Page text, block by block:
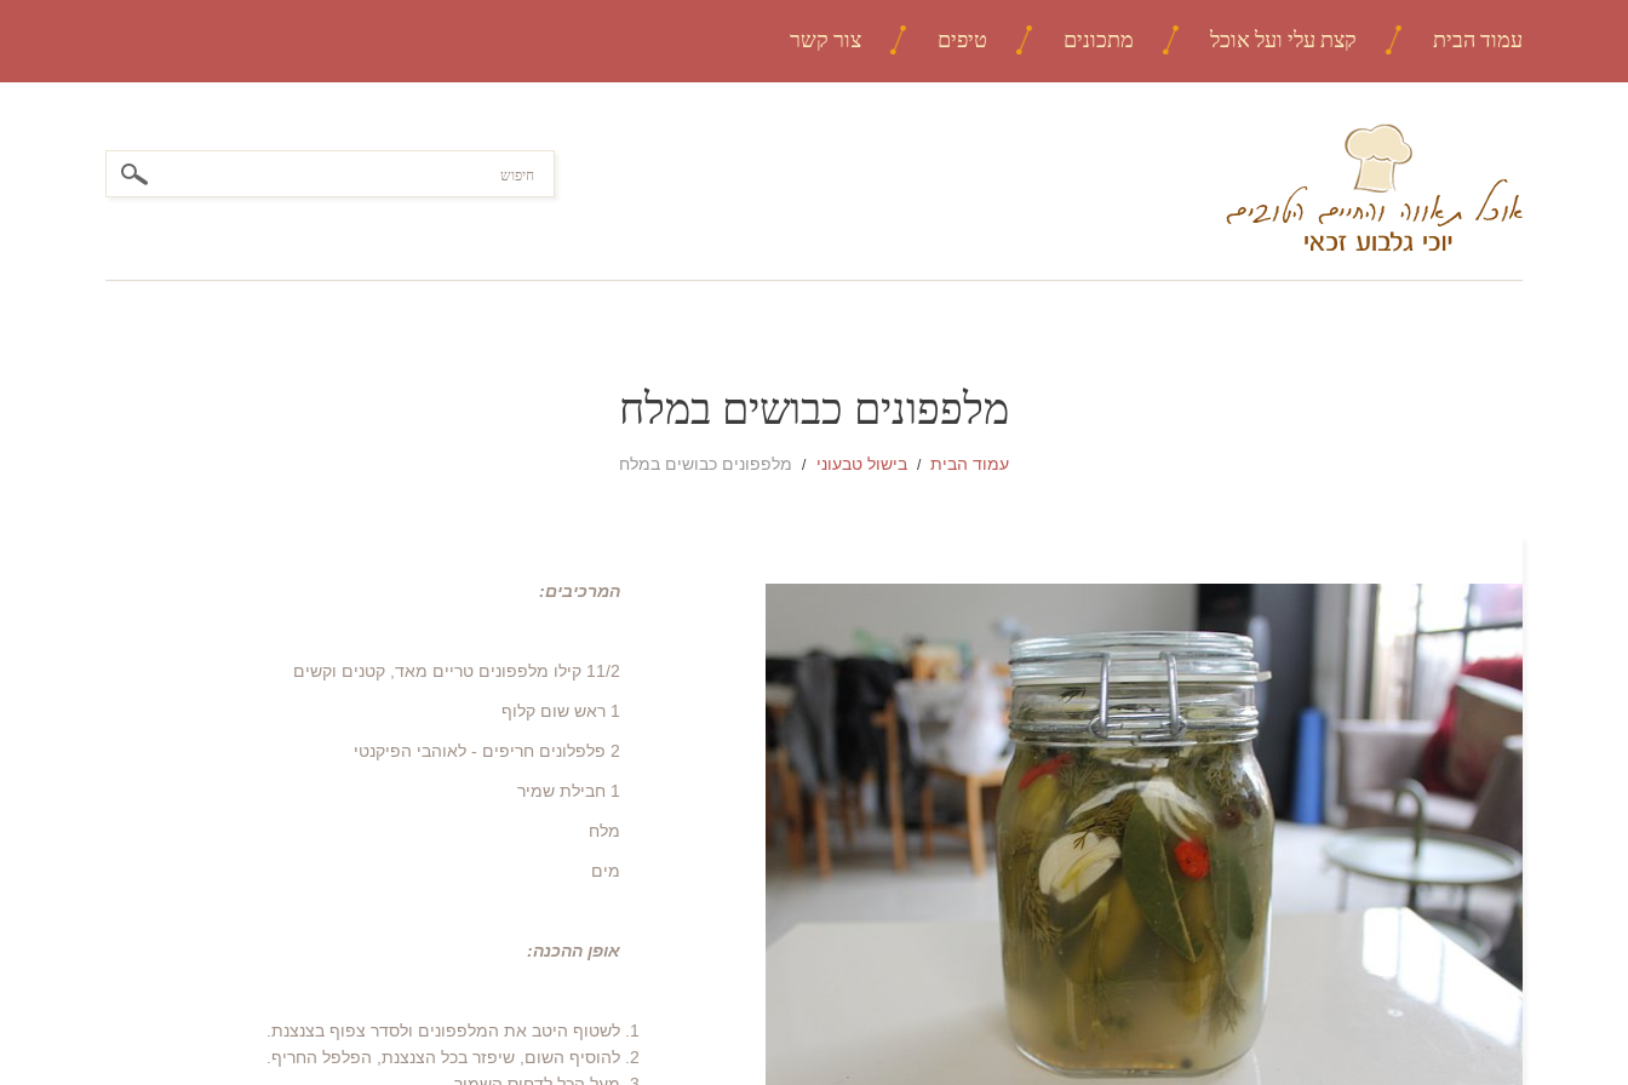
עמוד הבית קצת עלי ועל אוכל מתכונים טיפים צור קשר
מלפפונים כבושים במלח
עמוד הבית בישול טבעוני מלפפונים כבושים במלח
המרכיבים:
11/2 קילו מלפפונים טריים מאד, קטנים וקשים
1 ראש שום קלוף
2 פלפלונים חריפים - לאוהבי הפיקנטי
1 חבילת שמיר
מלח
מים
אופן ההכנה:
לשטוף היטב את המלפפונים ולסדר צפוף בצנצנת.
להוסיף השום, שיפזר בכל הצנצנת, הפלפל החריף.